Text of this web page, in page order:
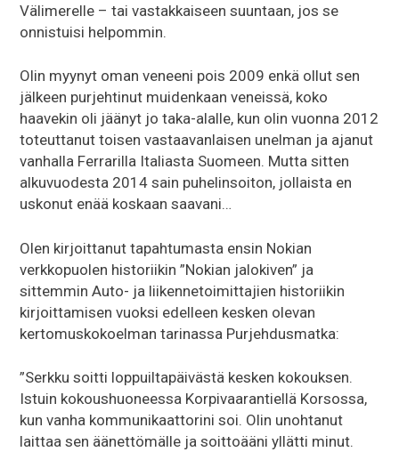
Välimerelle – tai vastakkaiseen suuntaan, jos se
onnistuisi helpommin.
Olin myynyt oman veneeni pois 2009 enkä ollut sen
jälkeen purjehtinut muidenkaan veneissä, koko
haavekin oli jäänyt jo taka-alalle, kun olin vuonna 2012
toteuttanut toisen vastaavanlaisen unelman ja ajanut
vanhalla Ferrarilla Italiasta Suomeen. Mutta sitten
alkuvuodesta 2014 sain puhelinsoiton, jollaista en
uskonut enää koskaan saavani…
Olen kirjoittanut tapahtumasta ensin Nokian
verkkopuolen historiikin ”Nokian jalokiven” ja
sittemmin Auto- ja liikennetoimittajien historiikin
kirjoittamisen vuoksi edelleen kesken olevan
kertomuskokoelman tarinassa Purjehdusmatka:
”Serkku soitti loppuiltapäivästä kesken kokouksen.
Istuin kokoushuoneessa Korpivaarantiellä Korsossa,
kun vanha kommunikaattorini soi. Olin unohtanut
laittaa sen äänettömälle ja soittoääni yllätti minut.